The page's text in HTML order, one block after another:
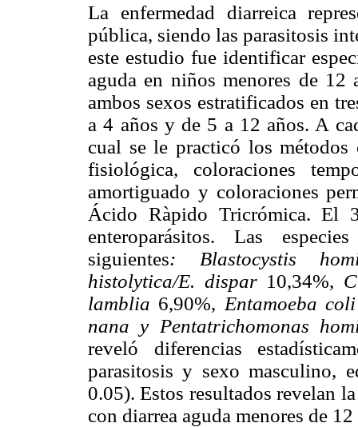
La enfermedad diarreica
pública, siendo las parasitosis
este estudio fue identificar
aguda en niños menores de 12
ambos sexos estratificados en
a 4 años y de 5 a 12 años. A
cual se le practicó los
fisiológica, coloraciones
amortiguado y coloraciones
Ácido Ràpido Tricrómica. El
enteroparásitos. Las
siguientes: Blastocystis
histolytica/E. dispar 10,34%,
lamblia 6,90%, Entamoeba
nana y Pentatrichomonas
reveló diferencias
parasitosis y sexo masculino,
0.05). Estos resultados revelan
con diarrea aguda menores de 12